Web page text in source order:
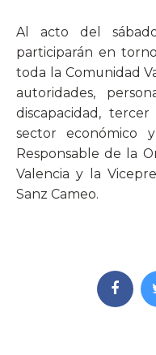
Al acto del
participarán en
toda la Comunidad
autoridades,
discapacidad, tercer
sector económico y
Responsable de la
Valencia y la
Sanz Cameo.